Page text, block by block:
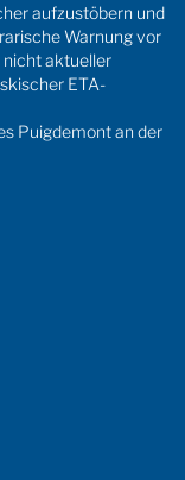
aufzustöbern und
Warnung vor
nicht aktueller
ETA-
Puigdemont an der